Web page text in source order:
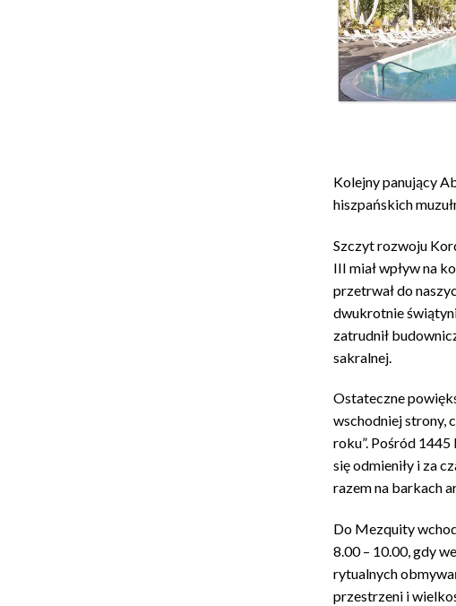
Kolejny panujący
hiszpańskich
Szczyt rozwoju
III miał wpływ na
przetrwał do
dwukrotnie
zatrudnił
sakralnej.
Ostateczne
wschodniej strony,
roku”. Pośród
się odmieniły i za
razem na barkach
Do Mezquity
8.00 – 10.00, gdy
rytualnych
przestrzeni i